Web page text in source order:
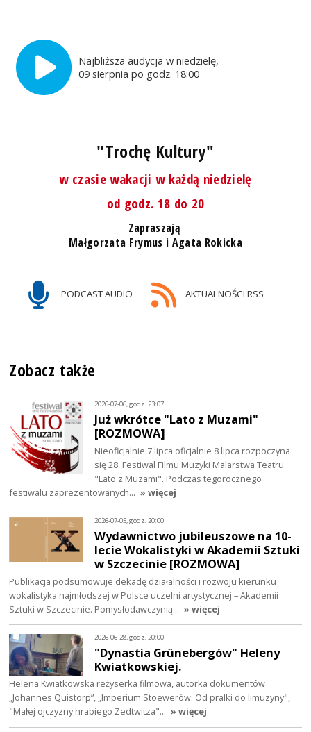
Najbliższa audycja w niedzielę,
09 sierpnia po godz. 18:00
"Trochę Kultury"
w czasie wakacji w każdą niedzielę
od godz. 18 do 20
Zapraszają
Małgorzata Frymus i Agata Rokicka
PODCAST AUDIO AKTUALNOŚCI RSS
Zobacz także
2026-07-06, godz. 23:07
Już wkrótce "Lato z Muzami"
[ROZMOWA]
Nieoficjalnie 7 lipca oficjalnie 8 lipca rozpoczyna
się 28. Festiwal Filmu Muzyki Malarstwa Teatru
"Lato z Muzami". Podczas tegorocznego
festiwalu zaprezentowanych… » więcej
2026-07-05, godz. 20:00
Wydawnictwo jubileuszowe na 10-
lecie Wokalistyki w Akademii Sztuki
w Szczecinie [ROZMOWA]
Publikacja podsumowuje dekadę działalności i rozwoju kierunku
wokalistyka najmłodszej w Polsce uczelni artystycznej – Akademii
Sztuki w Szczecinie. Pomysłodawczynią… » więcej
2026-06-28, godz. 20:00
"Dynastia Grünebergów" Heleny
Kwiatkowskiej.
Helena Kwiatkowska reżyserka filmowa, autorka dokumentów
„Johannes Quistorp”, „Imperium Stoewerów. Od pralki do limuzyny",
"Małej ojczyzny hrabiego Zedtwitza"… » więcej